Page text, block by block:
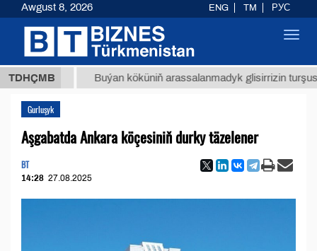
TDHÇMB
ТМТ Buýan köküniň arassalanmadyk glisirrizin turşusy (t.)
Gurluşyk
Aşgabatda Ankara köçesiniň durky täzelener
BT
14:28 27.08.2025
Awgust 8, 2026 ENG TM РУС